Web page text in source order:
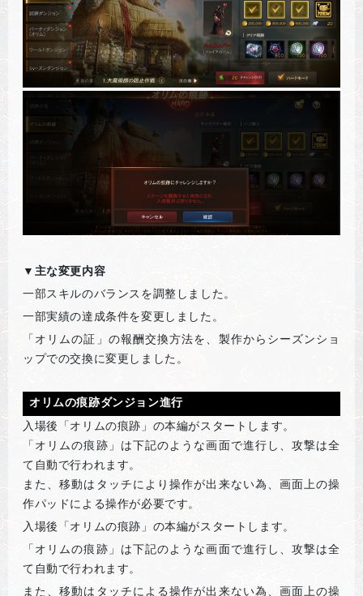
▼主な変更内容
一部スキルのバランスを調整しました。
一部実績の達成条件を変更しました。
「オリムの証」の報酬交換方法を、製作からシーズンショ
ップでの交換に変更しました。
オリムの痕跡ダンジョン進行
入場後「オリムの痕跡」の本編がスタートします。
「オリムの痕跡」は下記のような画面で進行し、攻撃は全
て自動で行われます。
また、移動はタッチにより操作が出来ない為、画面上の操
作パッドによる操作が必要です。
入場後「オリムの痕跡」の本編がスタートします。
「オリムの痕跡」は下記のような画面で進行し、攻撃は全
て自動で行われます。
また、移動はタッチによる操作が出来ない為、画面上の操